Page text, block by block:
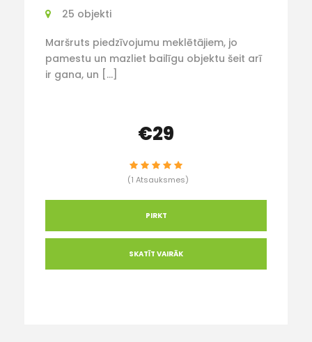
25 objekti
Maršruts piedzīvojumu meklētājiem, jo
pamestu un mazliet bailīgu objektu šeit arī
ir gana, un […]
€29
(1 Atsauksmes)
PIRKT
SKATĪT VAIRĀK